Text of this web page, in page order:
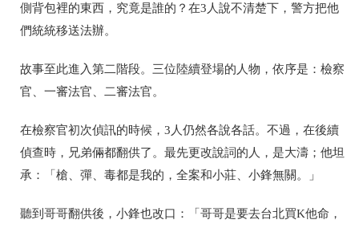
側背包裡的東西，究竟是誰的？在3人說不清楚下，警方把他
們統統移送法辦。
故事至此進入第二階段。三位陸續登場的人物，依序是：檢察
官、一審法官、二審法官。
在檢察官初次偵訊的時候，3人仍然各說各話。不過，在後續
偵查時，兄弟倆都翻供了。最先更改說詞的人，是大濤；他坦
承：「槍、彈、毒都是我的，全案和小莊、小鋒無關。」
聽到哥哥翻供後，小鋒也改口：「哥哥是要去台北買K他命，